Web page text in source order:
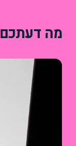
מה